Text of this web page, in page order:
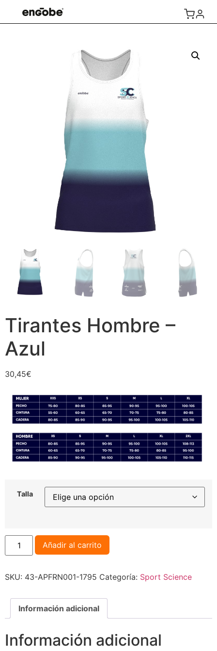
Tirantes Hombre –
Azul
30,45€
Talla
Añadir al carrito
SKU: 43-APFRN001-1795 Categoría: Sport Science
Información adicional
Información adicional